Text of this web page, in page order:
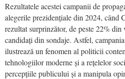
Rezultatele acestei campanii de
alegerile prezidențiale din 2024, când
rezultat surprinzător, de peste 22%
candidați din sondaje. Astfel,
ilustrează un fenomen al politicii
tehnologiilor moderne și a rețelelor
percepțiile publicului și a manipula